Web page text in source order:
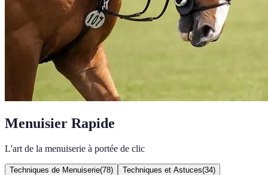
Menuisier Rapide
L'art de la menuiserie à portée de clic
Techniques de Menuiserie(78) Techniques et Astuces(34)